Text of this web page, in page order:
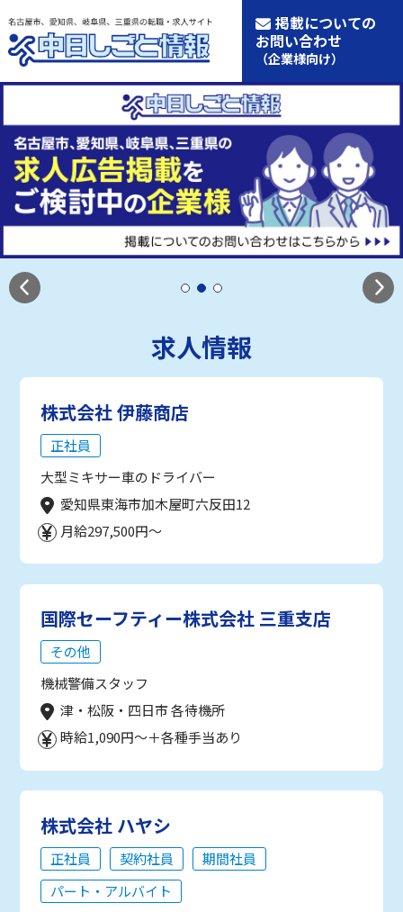
掲載についての
お問い合わせ
（企業様向け）
求人情報
株式会社 伊藤商店
正社員
大型ミキサー車のドライバー
愛知県東海市加木屋町六反田12
月給297,500円～
国際セーフティー株式会社 三重支店
その他
機械警備スタッフ
津・松阪・四日市 各待機所
時給1,090円～＋各種手当あり
株式会社 ハヤシ
正社員 契約社員
期間社員
パート・アルバイト